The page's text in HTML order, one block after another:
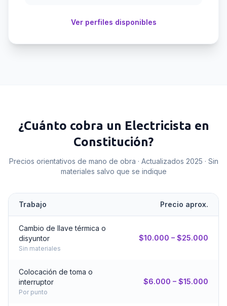
Ver perfiles disponibles
¿Cuánto cobra un Electricista en
Constitución?
Precios orientativos de mano de obra · Actualizados 2025 · Sin
materiales salvo que se indique
Trabajo Precio aprox.
Cambio de llave térmica o
disyuntor
Sin materiales
$10.000 – $25.000
Colocación de toma o
interruptor
Por punto
$6.000 – $15.000